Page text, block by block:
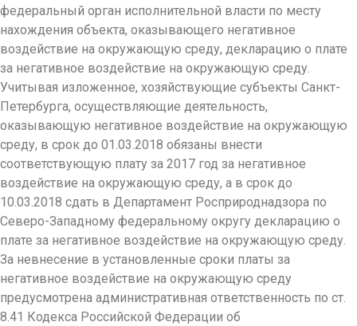
федеральный орган исполнительной власти по месту
нахождения объекта, оказывающего негативное
воздействие на окружающую среду, декларацию о плате
за негативное воздействие на окружающую среду.
Учитывая изложенное, хозяйствующие субъекты Санкт-
Петербурга, осуществляющие деятельность,
оказывающую негативное воздействие на окружающую
среду, в срок до 01.03.2018 обязаны внести
соответствующую плату за 2017 год за негативное
воздействие на окружающую среду, а в срок до
10.03.2018 сдать в Департамент Росприроднадзора по
Северо-Западному федеральному округу декларацию о
плате за негативное воздействие на окружающую среду.
За невнесение в установленные сроки платы за
негативное воздействие на окружающую среду
предусмотрена административная ответственность по ст.
8.41 Кодекса Российской Федерации об